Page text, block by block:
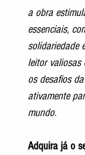
a obra
essenciais,
solidariedade
leitor valiosas
os desafios
ativamente
mundo.
Adquira já o